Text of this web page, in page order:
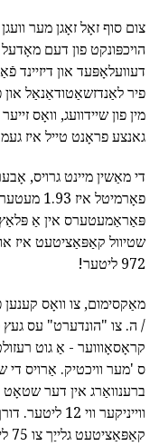
צום סוף זאָל זאָגן מער
הויכפּונקט פון דעם
דעוועלאָפּעד און
פיר לאַנדזשאַטודאַנאַל
מין פון שיידוועג, וואָס
גאנצע פראָנט טייל איז
פּאַראַמעטערס אין אַ פּלאַץ
שטיוול קאַפּאַציטעט איז
972 ליטער!
קראָסאָוווער - אַ גוט
ווייניקער ווי
קאַפּאַציטעט גלייַך צו 75 ליטער.